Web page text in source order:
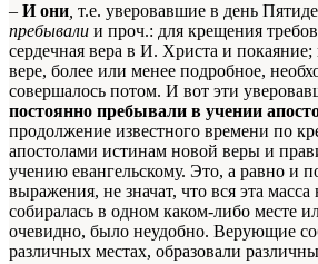
– И они т.е. уверовавшие в день
пребывали и проч.: для крещения
сердечная вера в И. Христа и
вере, более или менее подробное,
совершалось потом. И вот эти
постоянно пребывали в учении
продолжение известного времени по
апостолами истинам новой веры и
учению евангельскому. Это, а равно и
выражения, не значат, что вся эта
собиралась в одном каком-либо месте
очевидно, было неудобно. Верующие
различных местах, образовали